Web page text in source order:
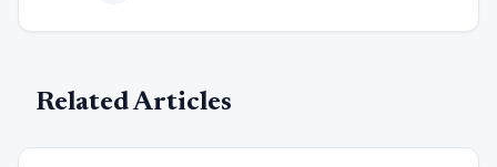
Related Articles